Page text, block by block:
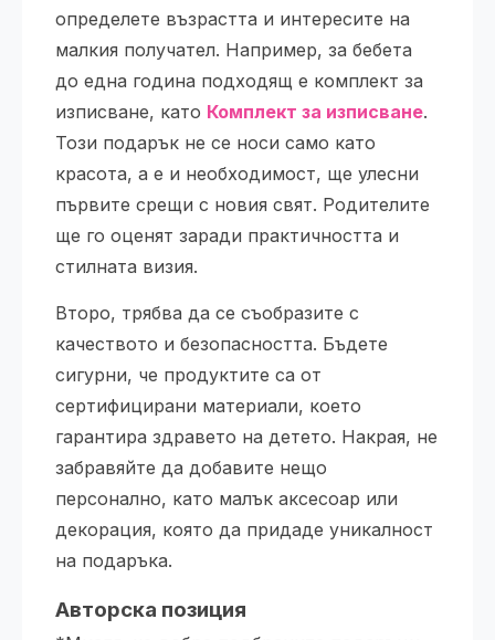
определете възрастта и интересите на
малкия получател. Например, за бебета
до една година подходящ е комплект за
изписване, като Комплект за изписване.
Този подарък не се носи само като
красота, а е и необходимост, ще улесни
първите срещи с новия свят. Родителите
ще го оценят заради практичността и
стилната визия.
Второ, трябва да се съобразите с
качеството и безопасността. Бъдете
сигурни, че продуктите са от
сертифицирани материали, което
гарантира здравето на детето. Накрая, не
забравяйте да добавите нещо
персонално, като малък аксесоар или
декорация, която да придаде уникалност
на подаръка.
Авторска позиция